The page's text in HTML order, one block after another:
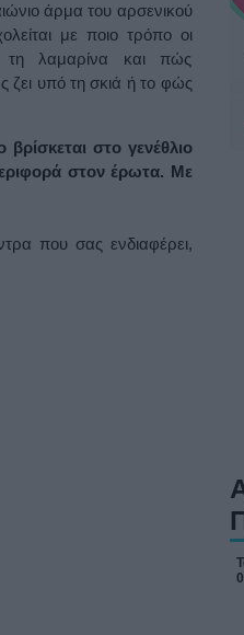
άρμα του αρσενικού
με ποιο τρόπο οι
τη λαμαρίνα και πώς
ζει υπό τη σκιά ή το φώς
στο γενέθλιο
στον έρωτα. Με
που σας ενδιαφέρει,